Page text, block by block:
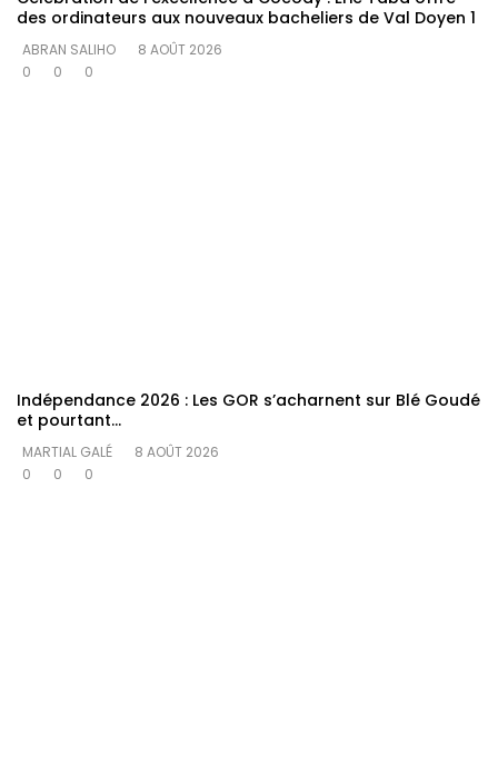
des ordinateurs aux nouveaux bacheliers de Val Doyen 1
ABRAN SALIHO
8 AOÛT 2026
0
0 0
Indépendance 2026 : Les GOR s’acharnent sur Blé Goudé
et pourtant…
MARTIAL GALÉ
8 AOÛT 2026
0
0 0